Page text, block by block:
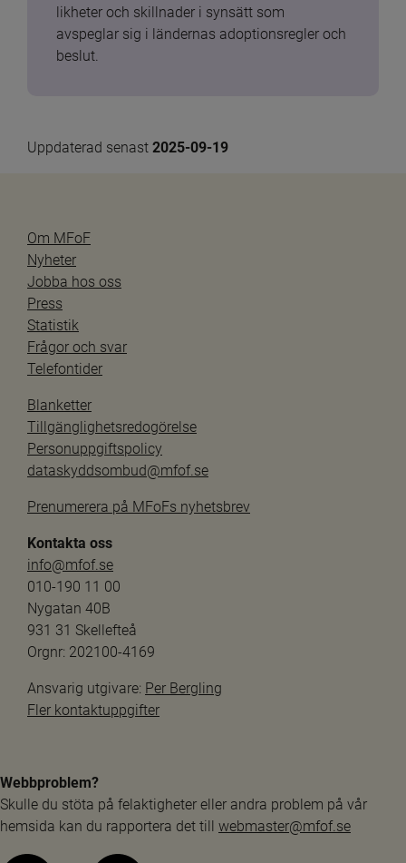
likheter och skillnader i synsätt som
avspeglar sig i ländernas adoptionsregler och
beslut.
Uppdaterad senast 2025-09-19
Om MFoF
Nyheter
Jobba hos oss
Press
Statistik
Frågor och svar
Telefontider
Blanketter
Tillgänglighetsredogörelse
Personuppgiftspolicy
dataskyddsombud@mfof.se
Prenumerera på MFoFs nyhetsbrev
Kontakta oss
info@mfof.se
010-190 11 00
Nygatan 40B
931 31 Skellefteå
Orgnr: 202100-4169
Ansvarig utgivare: Per Bergling
Fler kontaktuppgifter
Webbproblem?
Skulle du stöta på felaktigheter eller andra problem på vår
hemsida kan du rapportera det till webmaster@mfof.se